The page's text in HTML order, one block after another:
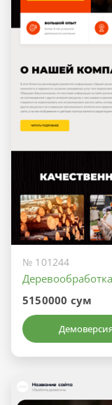
№ 101244
5150000 сум